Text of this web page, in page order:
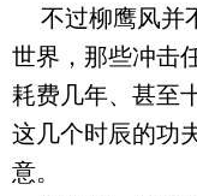
不过柳鹰风并
世界，那些冲击
耗费几年、甚至
这几个时辰的功
意。